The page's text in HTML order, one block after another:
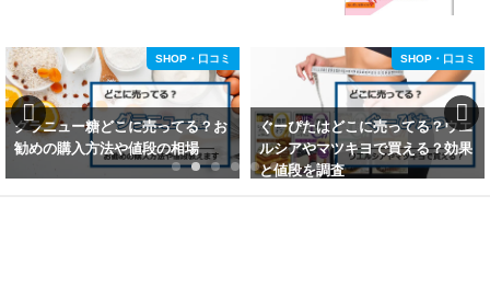
SHOP・口コミ
グラニュー糖どこに売ってる？お
勧めの購入方法や値段の相場
SHOP・口コミ
ぐーぴたはどこに売ってる？ウエ
ルシアやマツキヨで買える？効果
と値段を調査